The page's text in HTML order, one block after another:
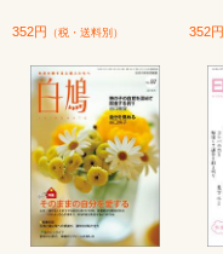
352円 （税・送料別） 352円